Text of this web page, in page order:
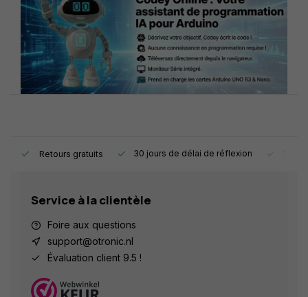
Retours gratuits 30 jours de délai de réflexion
Service à la clientèle
Foire aux questions
support@otronic.nl
Évaluation client 9.5 !